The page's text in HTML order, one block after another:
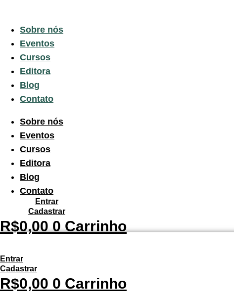
Sobre nós
Eventos
Cursos
Editora
Blog
Contato
Sobre nós
Eventos
Cursos
Editora
Blog
Contato
Entrar
Cadastrar
R$0,00 0 Carrinho
Entrar
Cadastrar
R$0,00 0 Carrinho